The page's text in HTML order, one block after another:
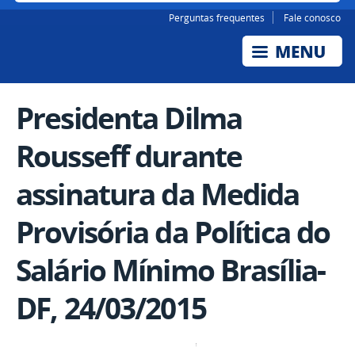
Perguntas frequentes Fale conosco
Presidenta Dilma
Rousseff durante
assinatura da Medida
Provisória da Política do
Salário Mínimo Brasília-
DF, 24/03/2015